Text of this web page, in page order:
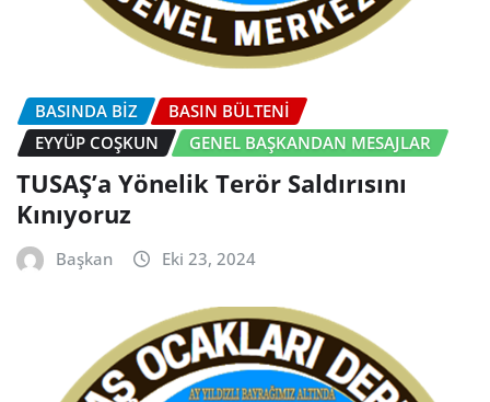
BASINDA BİZ
BASIN BÜLTENI
EYYÜP COŞKUN
GENEL BAŞKANDAN MESAJLAR
TUSAŞ’a Yönelik Terör Saldırısını
Kınıyoruz
Başkan Eki 23, 2024